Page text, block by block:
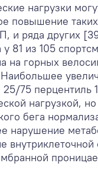
нагрузки
повышение
и ряда
81 из 105
на горных
Наибольшее
75
нагрузкой,
бега
нарушение